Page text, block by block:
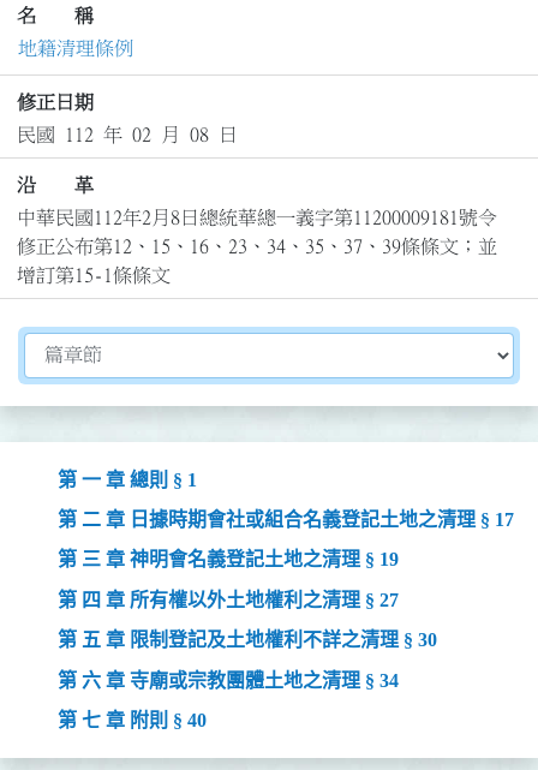
名 稱
地籍清理條例
修正日期
民國 112 年 02 月 08 日
沿 革
中華民國112年2月8日總統華總一義字第11200009181號令
修正公布第12、15、16、23、34、35、37、39條條文；並
增訂第15-1條條文
切換選擇法規資訊內容
第 一 章 總則 § 1
第 二 章 日據時期會社或組合名義登記土地之清理 § 17
第 三 章 神明會名義登記土地之清理 § 19
第 四 章 所有權以外土地權利之清理 § 27
第 五 章 限制登記及土地權利不詳之清理 § 30
第 六 章 寺廟或宗教團體土地之清理 § 34
第 七 章 附則 § 40